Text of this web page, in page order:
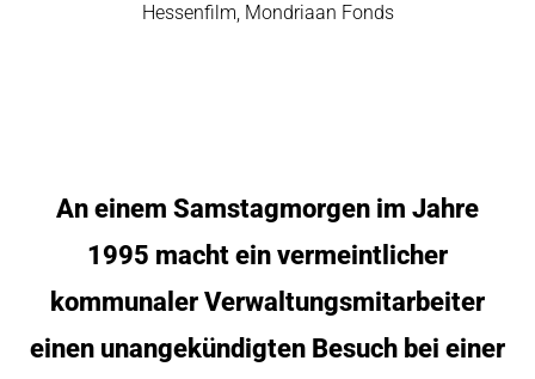
Hessenfilm, Mondriaan Fonds
An einem Samstagmorgen im Jahre
1995 macht ein vermeintlicher
kommunaler Verwaltungsmitarbeiter
einen unangekündigten Besuch bei einer